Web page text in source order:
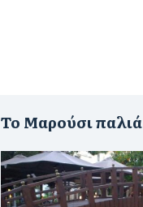
To Μαρούσι παλιά